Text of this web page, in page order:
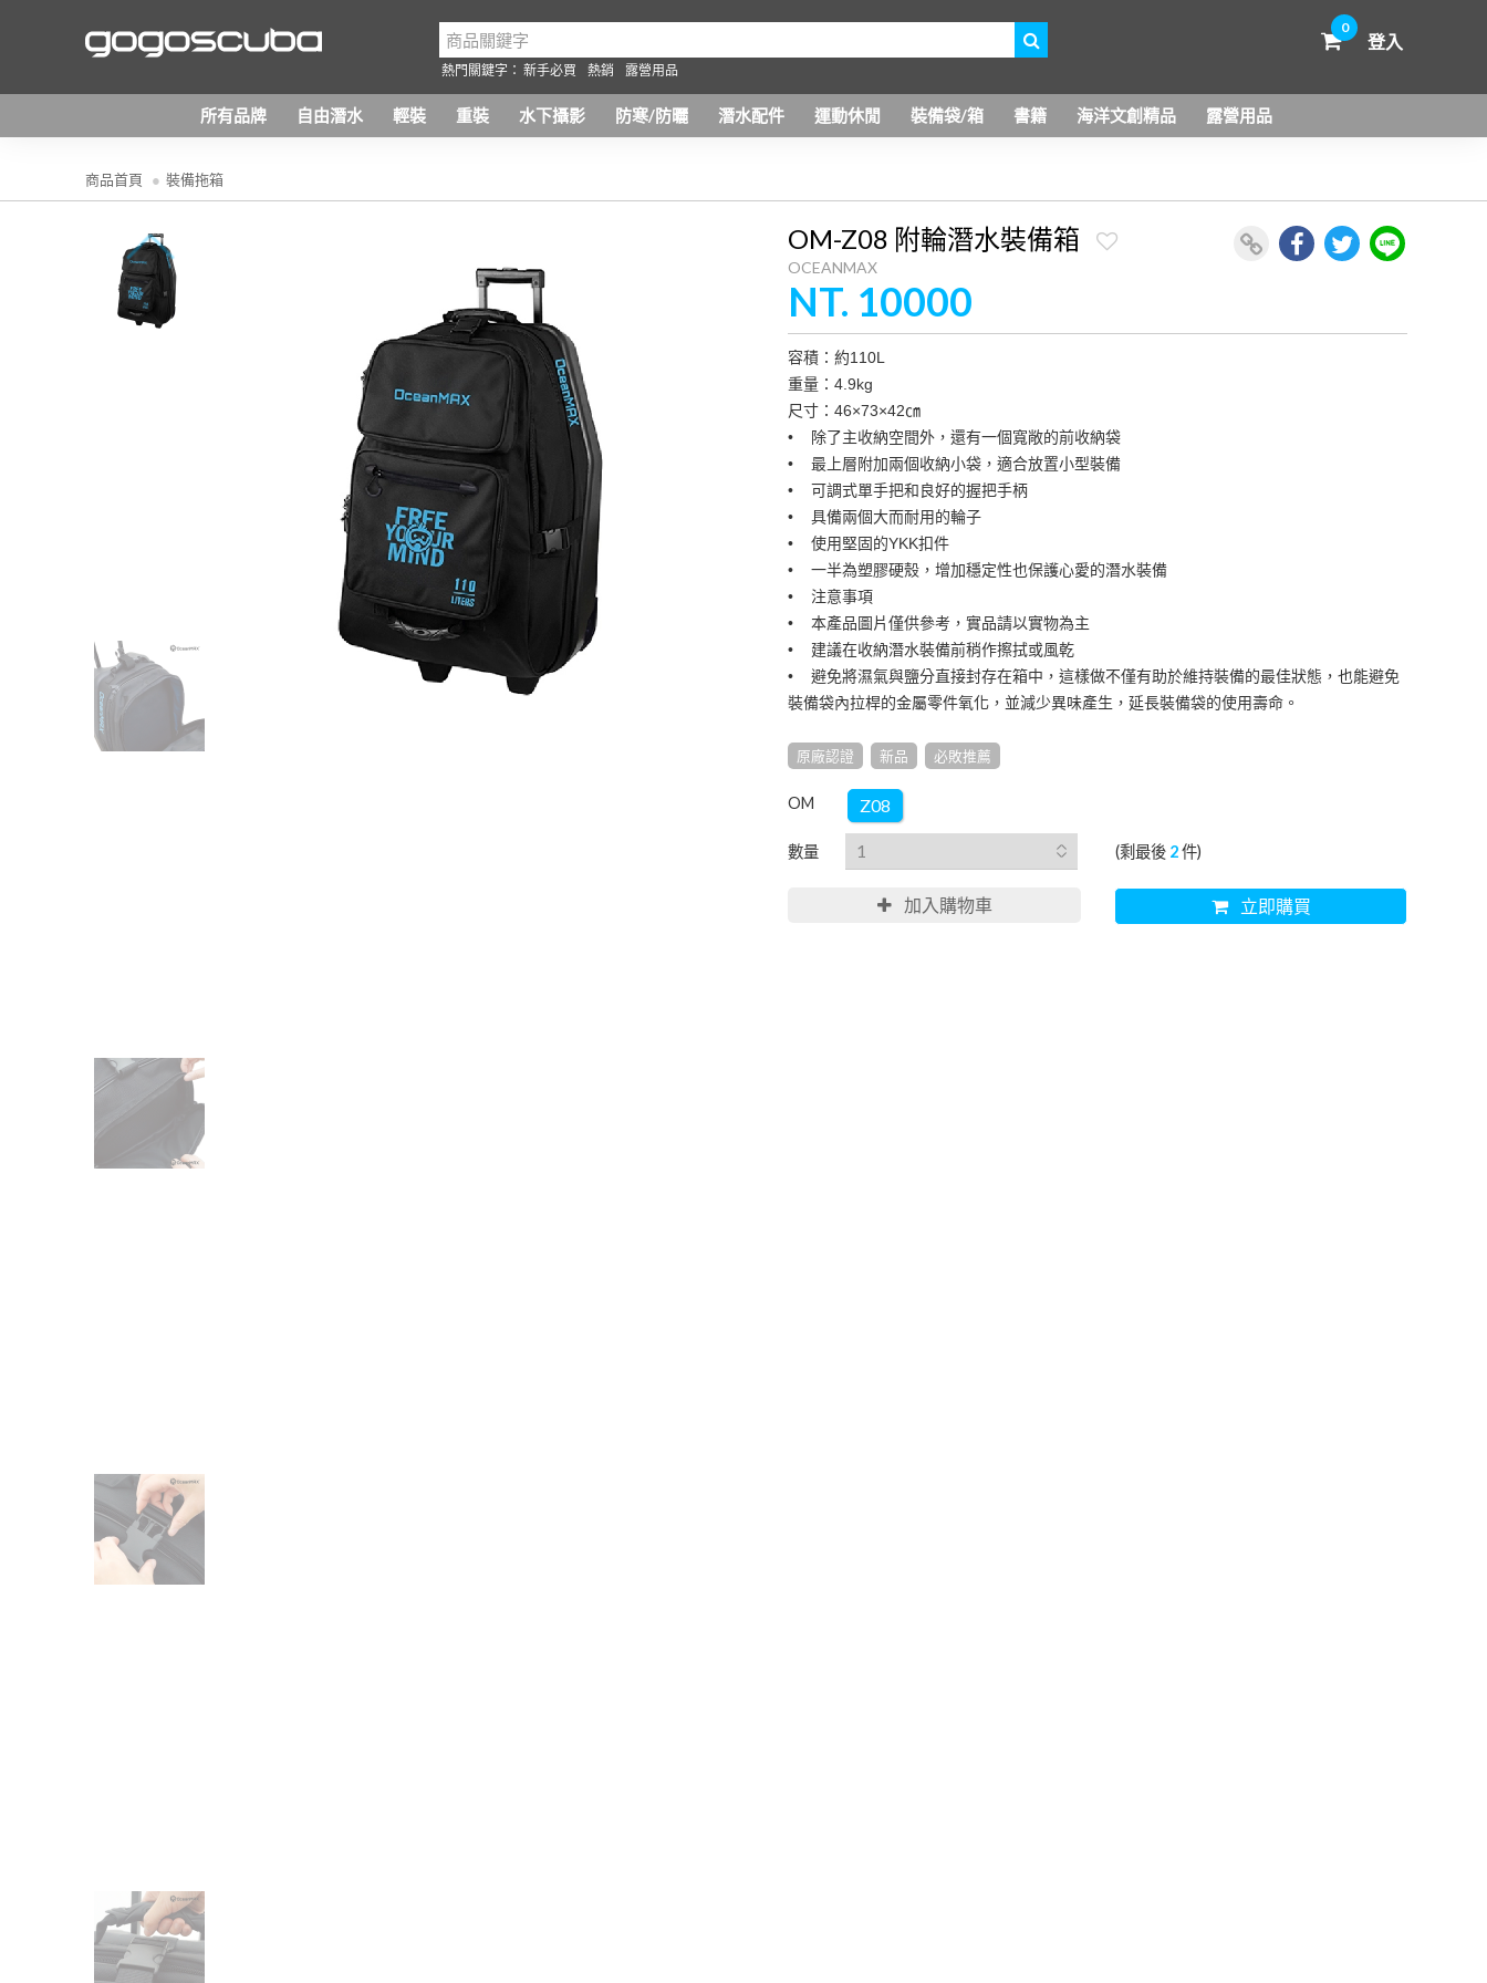
0
登入
熱門關鍵字： 新手必買 熱銷 露營用品
所有品牌 自由潛水 輕裝 重裝 水下攝影 防寒/防曬 潛水配件 運動休閒 裝備袋/箱 書籍 海洋文創精品 露營用品
商品首頁 裝備拖箱
OM-Z08 附輪潛水裝備箱
OCEANMAX
NT. 10000
容積：約110L
重量：4.9kg
尺寸：46×73×42㎝
• 除了主收納空間外，還有一個寬敞的前收納袋
• 最上層附加兩個收納小袋，適合放置小型裝備
• 可調式單手把和良好的握把手柄
• 具備兩個大而耐用的輪子
• 使用堅固的YKK扣件
• 一半為塑膠硬殼，增加穩定性也保護心愛的潛水裝備
• 注意事項
• 本產品圖片僅供參考，實品請以實物為主
• 建議在收納潛水裝備前稍作擦拭或風乾
• 避免將濕氣與鹽分直接封存在箱中，這樣做不僅有助於維持裝備的最佳狀態，也能避免
裝備袋內拉桿的金屬零件氧化，並減少異味產生，延長裝備袋的使用壽命。
原廠認證 新品 必敗推薦
OM Z08
數量 (剩最後 2件)
加入購物車 立即購買